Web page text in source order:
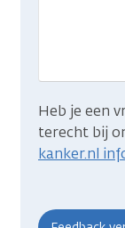
Heb je een
terecht bij
kanker.nl